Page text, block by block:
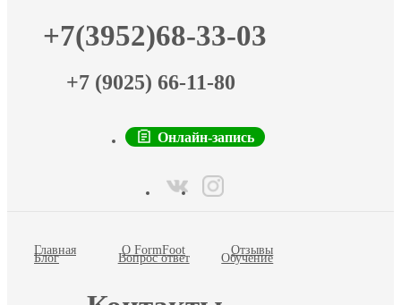
+7(3952)68-33-03
+7 (9025) 66-11-80
Онлайн-запись
Главная О FormFoot Отзывы
Блог Вопрос ответ Обучение